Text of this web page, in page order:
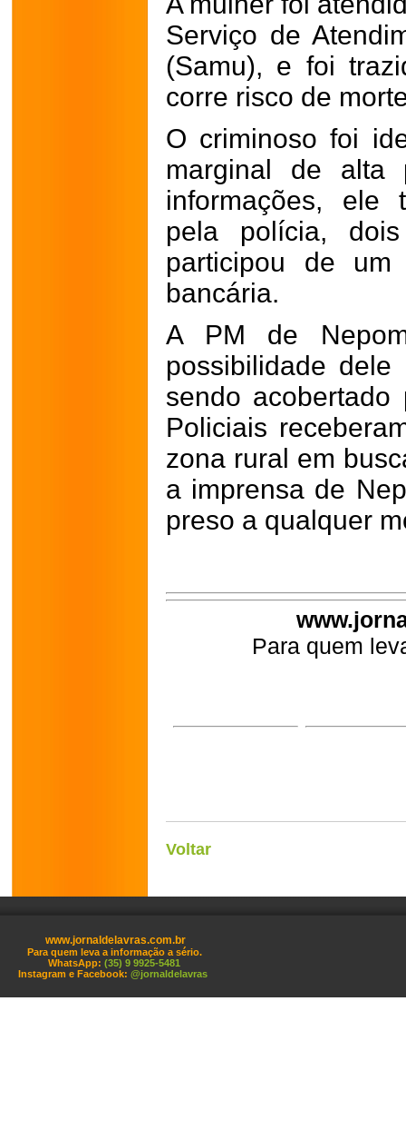
Serviço de
(Samu), e foi
corre risco de
O criminoso foi
marginal de alta
informações, ele
pela polícia,
participou de
bancária.
A PM de
possibilidade
sendo
Policiais
zona rural em
a imprensa de
preso a qualquer
Para quem
Voltar
www.jornaldelavras.com.br
Para quem leva a informação a sério.
WhatsApp: (35) 9 9925-5481
Instagram e Facebook: @jornaldelavras